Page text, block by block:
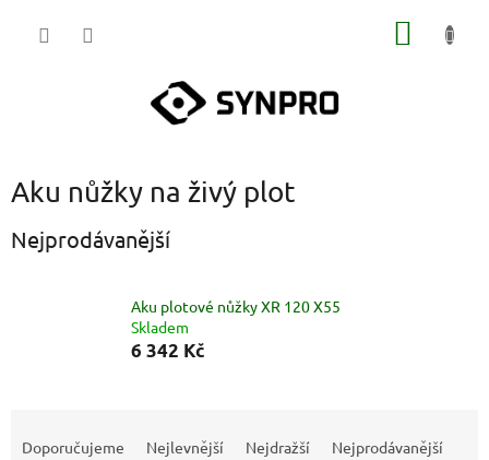
Aku nůžky na živý plot
Nejprodávanější
Aku plotové nůžky XR 120 X55
Skladem
6 342 Kč
Doporučujeme Nejlevnější Nejdražší Nejprodávanější